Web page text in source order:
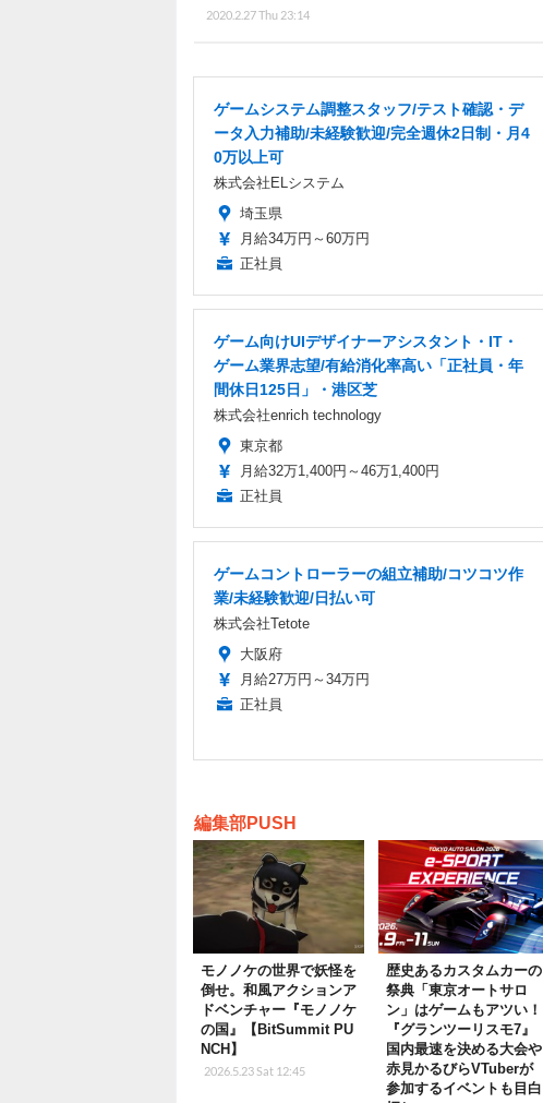
2020.2.27 Thu 23:14
ゲームシステム調整スタッフ/テスト確認・デ
ータ入力補助/未経験歓迎/完全週休2日制・月4
0万以上可
株式会社ELシステム
埼玉県
月給34万円～60万円
正社員
ゲーム向けUIデザイナーアシスタント・IT・
ゲーム業界志望/有給消化率高い「正社員・年
間休日125日」・港区芝
株式会社enrich technology
東京都
月給32万1,400円～46万1,400円
正社員
ゲームコントローラーの組立補助/コツコツ作
業/未経験歓迎/日払い可
株式会社Tetote
大阪府
月給27万円～34万円
正社員
編集部PUSH
モノノケの世界で妖怪を
倒せ。和風アクションア
ドベンチャー『モノノケ
の国』【BitSummit PU
NCH】
2026.5.23 Sat 12:45
歴史あるカスタムカーの
祭典「東京オートサロ
ン」はゲームもアツい！
『グランツーリスモ7』
国内最速を決める大会や
赤見かるびらVTuberが
参加するイベントも目白